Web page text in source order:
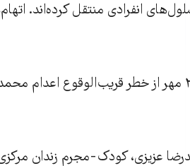
انفرادی منتقل کرده‌اند.
در همین حال سازمان حقوق بشر ایران سه‌شنبه ۲۴ مهر از خطر
عزیزی، کودک-مجرم زندان